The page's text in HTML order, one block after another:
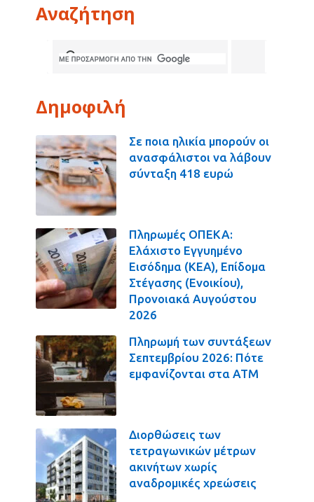
Αναζήτηση
Δημοφιλή
Σε ποια ηλικία μπορούν οι
ανασφάλιστοι να λάβουν
σύνταξη 418 ευρώ
Πληρωμές ΟΠΕΚΑ:
Ελάχιστο Εγγυημένο
Εισόδημα (ΚΕΑ), Επίδομα
Στέγασης (Ενοικίου),
Προνοιακά Αυγούστου
2026
Πληρωμή των συντάξεων
Σεπτεμβρίου 2026: Πότε
εμφανίζονται στα ΑΤΜ
Διορθώσεις των
τετραγωνικών μέτρων
ακινήτων χωρίς
αναδρομικές χρεώσεις